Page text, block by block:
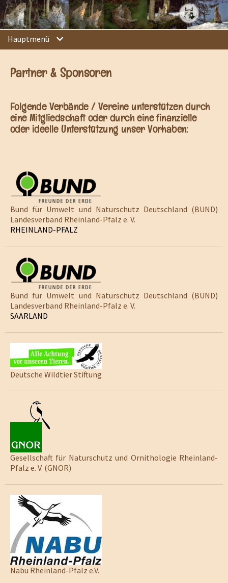
Hauptmenü
Partner & Sponsoren
Folgende Verbände / Vereine unterstützen durch
eine Mitgliedschaft oder durch eine finanzielle
oder ideelle Unterstützung unser Vorhaben:
Bund für Umwelt und Naturschutz Deutschland (BUND)
Landesverband Rheinland-Pfalz e. V.
RHEINLAND-PFALZ
Bund für Umwelt und Naturschutz Deutschland (BUND)
Landesverband Rheinland-Pfalz e. V.
SAARLAND
Deutsche Wildtier Stiftung
Gesellschaft für Naturschutz und Ornithologie Rheinland-
Pfalz e. V. (GNOR)
Nabu Rheinland-Pfalz e.V.